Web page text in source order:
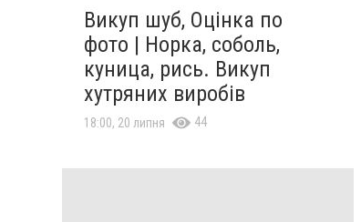
Викуп шуб, Оцінка по
фото | Норка, соболь,
куница, рись. Викуп
хутряних виробів
18:00, 20 липня 44